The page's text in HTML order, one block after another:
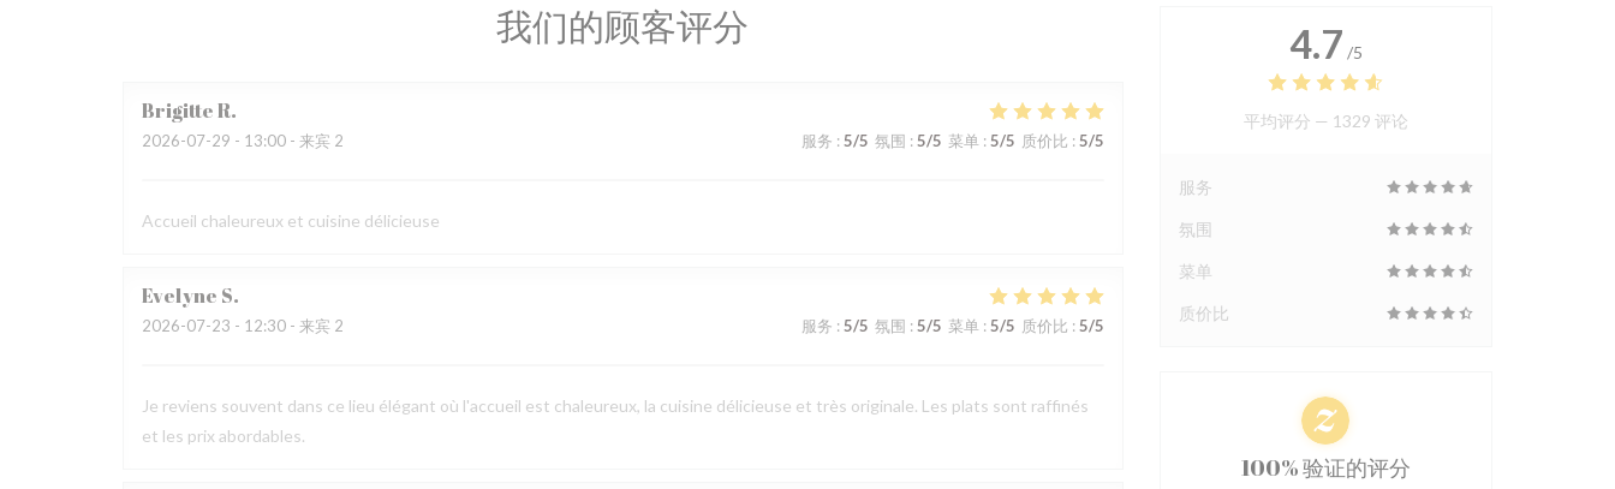
我们的顾客评分
BrigitteR
2026-07-29 - 13:00 - 来宾 2 服务 : 5/5 氛围 : 5/5 菜单: 5/5 质价比 : 5/5
Accueil chaleureux et cuisine délicieuse
Evelyne S
2026-07-23 - 12:30 - 来宾 2 服务 : 5/5 氛围 : 5/5 菜单: 5/5 质价比 : 5/5
Je reviens souvent dans ce lieu élégant où l'accueil est chaleureux, la cuisine délicieuse et très originale. Les plats sont raffinés
et les prix abordables.
4.7 /5
平均评分 — 1329 评论
服务
氛围
菜单
质价比
100% 验证的评分